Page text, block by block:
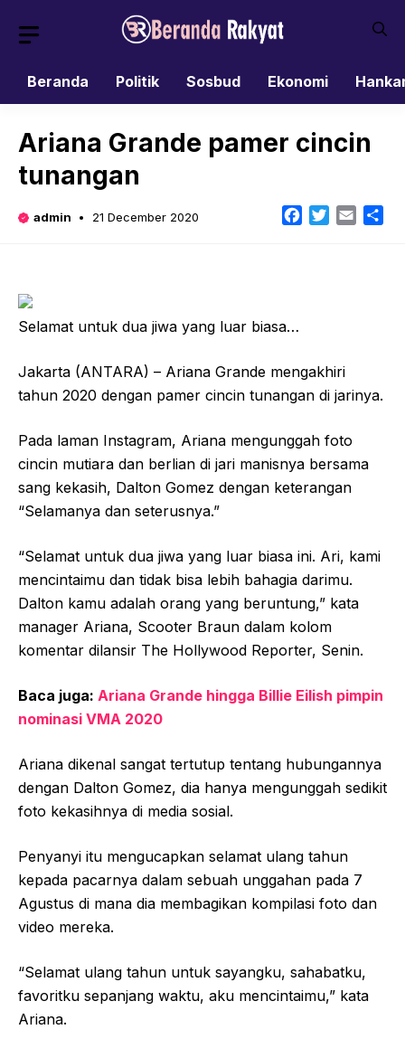
Beranda
Politik Sosbud Ekonomi
Ariana Grande pamer cincin
tunangan
admin 21 December 2020 Facebook
TwitterEmail
Selamat untuk dua jiwa yang luar biasa…
Jakarta (ANTARA) – Ariana Grande mengakhiri
tahun 2020 dengan pamer cincin tunangan di jarinya.
Pada laman Instagram, Ariana mengunggah foto
cincin mutiara dan berlian di jari manisnya bersama
sang kekasih, Dalton Gomez dengan keterangan
“Selamanya dan seterusnya.”
“Selamat untuk dua jiwa yang luar biasa ini. Ari, kami
mencintaimu dan tidak bisa lebih bahagia darimu.
Dalton kamu adalah orang yang beruntung,” kata
manager Ariana, Scooter Braun dalam kolom
komentar dilansir The Hollywood Reporter, Senin.
Baca juga: Ariana Grande hingga Billie Eilish pimpin
nominasi VMA 2020
Ariana dikenal sangat tertutup tentang hubungannya
dengan Dalton Gomez, dia hanya mengunggah sedikit
foto kekasihnya di media sosial.
Penyanyi itu mengucapkan selamat ulang tahun
kepada pacarnya dalam sebuah unggahan pada 7
Agustus di mana dia membagikan kompilasi foto dan
video mereka.
“Selamat ulang tahun untuk sayangku, sahabatku,
favoritku sepanjang waktu, aku mencintaimu,” kata
Ariana.